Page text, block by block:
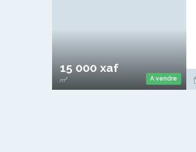
A vendre
15 000 xaf
m²